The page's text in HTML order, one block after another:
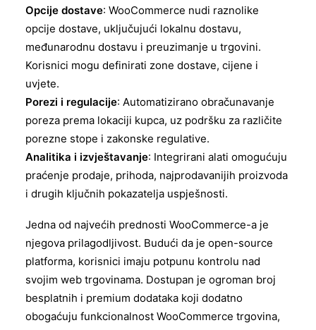
Opcije dostave: WooCommerce nudi raznolike
opcije dostave, uključujući lokalnu dostavu,
međunarodnu dostavu i preuzimanje u trgovini.
Korisnici mogu definirati zone dostave, cijene i
uvjete.
Porezi i regulacije: Automatizirano obračunavanje
poreza prema lokaciji kupca, uz podršku za različite
porezne stope i zakonske regulative.
Analitika i izvještavanje: Integrirani alati omogućuju
praćenje prodaje, prihoda, najprodavanijih proizvoda
i drugih ključnih pokazatelja uspješnosti.
Jedna od najvećih prednosti WooCommerce-a je
njegova prilagodljivost. Budući da je open-source
platforma, korisnici imaju potpunu kontrolu nad
svojim web trgovinama. Dostupan je ogroman broj
besplatnih i premium dodataka koji dodatno
obogaćuju funkcionalnost WooCommerce trgovina,